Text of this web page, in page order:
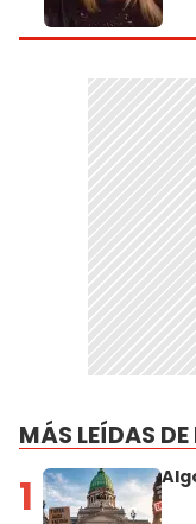
MÁS LEÍDAS DE
1